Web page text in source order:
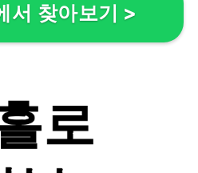
서 찾아보기 >